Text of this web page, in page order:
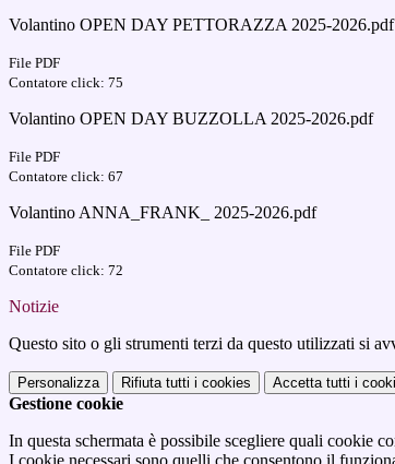
Volantino OPEN DAY PETTORAZZA 2025-2026.pdf
File PDF
Contatore click: 75
Volantino OPEN DAY BUZZOLLA 2025-2026.pdf
File PDF
Contatore click: 67
Volantino ANNA_FRANK_ 2025-2026.pdf
File PDF
Contatore click: 72
Notizie
Questo sito o gli strumenti terzi da questo utilizzati si
Personalizza Rifiuta tutti i cookies Accetta tutti i
Gestione cookie
In questa schermata è possibile scegliere quali cookie
I cookie necessari sono quelli che consentono il